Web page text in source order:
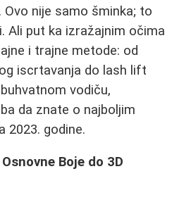
nije samo šminka; to
Ali put ka izražajnim očima
i trajne metode: od
iscrtavanja do lash lift
vodiču,
da znate o najboljim
2023. godine.
Boje do 3D